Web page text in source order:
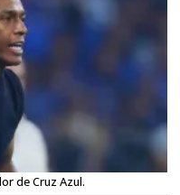
de Cruz Azul.